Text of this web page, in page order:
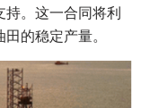
。这一合同将利
的稳定产量。